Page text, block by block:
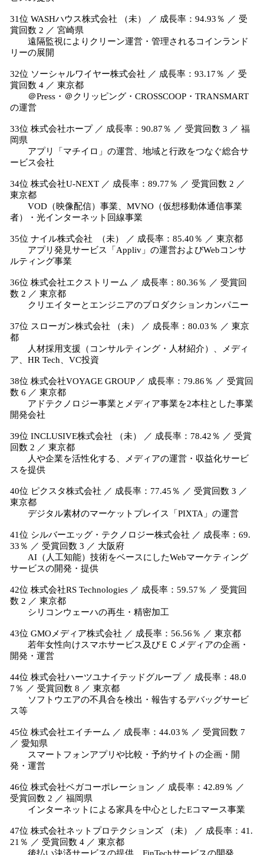
31位 WASHハウス株式会社 （未） ／ 成長率：94.93％ ／ 受
賞回数 2 ／ 宮崎県
遠隔監視によりクリーン運営・管理されるコインランド
リーの展開
32位 ソーシャルワイヤー株式会社 ／ 成長率：93.17％ ／ 受
賞回数 4 ／ 東京都
＠Press・＠クリッピング・CROSSCOOP・TRANSMART
の運営
33位 株式会社ホープ ／ 成長率：90.87％ ／ 受賞回数 3 ／ 福
岡県
アプリ「マチイロ」の運営、地域と行政をつなぐ総合サ
ービス会社
34位 株式会社U-NEXT ／ 成長率：89.77％ ／ 受賞回数 2 ／
東京都
VOD（映像配信）事業、MVNO（仮想移動体通信事業
者）・光インターネット回線事業
35位 ナイル株式会社 （未） ／ 成長率：85.40％ ／ 東京都
アプリ発見サービス「Appliv」の運営およびWebコンサ
ルティング事業
36位 株式会社エクストリーム ／ 成長率：80.36％ ／ 受賞回
数 2 ／ 東京都
クリエイターとエンジニアのプロダクションカンパニー
37位 スローガン株式会社 （未） ／ 成長率：80.03％ ／ 東京
都
人材採用支援（コンサルティング・人材紹介）、メディ
ア、HR Tech、VC投資
38位 株式会社VOYAGE GROUP ／ 成長率：79.86％ ／ 受賞回
数 6 ／ 東京都
アドテクノロジー事業とメディア事業を2本柱とした事業
開発会社
39位 INCLUSIVE株式会社 （未） ／ 成長率：78.42％ ／ 受賞
回数 2 ／ 東京都
人や企業を活性化する、メディアの運営・収益化サービ
スを提供
40位 ピクスタ株式会社 ／ 成長率：77.45％ ／ 受賞回数 3 ／
東京都
デジタル素材のマーケットプレイス「PIXTA」の運営
41位 シルバーエッグ・テクノロジー株式会社 ／ 成長率：69.
33％ ／ 受賞回数 3 ／ 大阪府
AI（人工知能）技術をベースにしたWebマーケティング
サービスの開発・提供
42位 株式会社RS Technologies ／ 成長率：59.57％ ／ 受賞回
数 2 ／ 東京都
シリコンウェーハの再生・精密加工
43位 GMOメディア株式会社 ／ 成長率：56.56％ ／ 東京都
若年女性向けスマホサービス及びＥＣメディアの企画・
開発・運営
44位 株式会社ハーツユナイテッドグループ ／ 成長率：48.0
7％ ／ 受賞回数 8 ／ 東京都
ソフトウエアの不具合を検出・報告するデバッグサービ
ス等
45位 株式会社エイチーム ／ 成長率：44.03％ ／ 受賞回数 7
／ 愛知県
スマートフォンアプリや比較・予約サイトの企画・開
発・運営
46位 株式会社ベガコーポレーション ／ 成長率：42.89％ ／
受賞回数 2 ／ 福岡県
インターネットによる家具を中心としたEコマース事業
47位 株式会社ネットプロテクションズ （未） ／ 成長率：41.
21％ ／ 受賞回数 4 ／ 東京都